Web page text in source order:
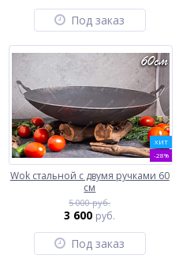
Под заказ
ХИТ
-28%
Wok стальной с двумя ручками 60
см
5 000 руб.
3 600 руб.
Под заказ